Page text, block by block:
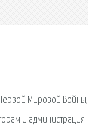
Мировой Войны,
и администрация